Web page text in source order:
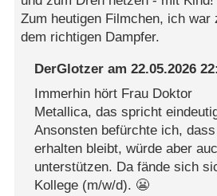
Zum heutigen Filmchen, ich war
dem richtigen Dampfer.
DerGlotzer am22.05.2026
Immerhin hört Frau Doktor
Metallica, das spricht
Ansonsten befürchte ich,
erhalten bleibt, würde aber
unterstützen. Da fände sich
Kollege (m/w/d). 😬